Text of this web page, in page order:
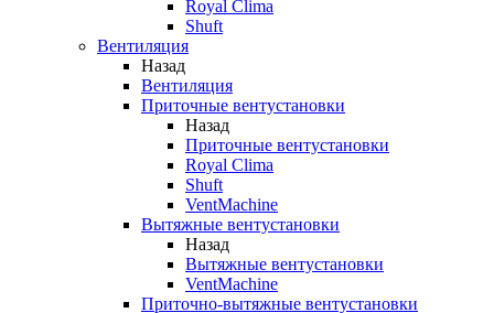
Royal Clima
Shuft
Вентиляция
Назад
Вентиляция
Приточные вентустановки
Назад
Приточные вентустановки
Royal Clima
Shuft
VentMachine
Вытяжные вентустановки
Назад
Вытяжные вентустановки
VentMachine
Приточно-вытяжные вентустановки